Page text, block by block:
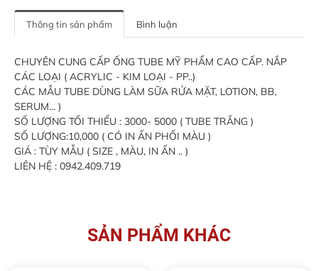
Thông tin sản phẩm Bình luận
CHUYÊN CUNG CẤP ỐNG TUBE MỸ PHẨM CAO CẤP. NẮP
CÁC LOẠI ( ACRYLIC - KIM LOẠI - PP..)
CÁC MẪU TUBE DÙNG LÀM SỮA RỬA MẶT, LOTION, BB,
SERUM... )
SỐ LƯỢNG TỐI THIỂU : 3000- 5000 ( TUBE TRẮNG )
SỐ LƯỢNG:10,000 ( CÓ IN ẤN PHỐI MÀU )
GIÁ : TÙY MẪU ( SIZE , MÀU, IN ẤN .. )
LIÊN HỆ : 0942.409.719
SẢN PHẨM KHÁC